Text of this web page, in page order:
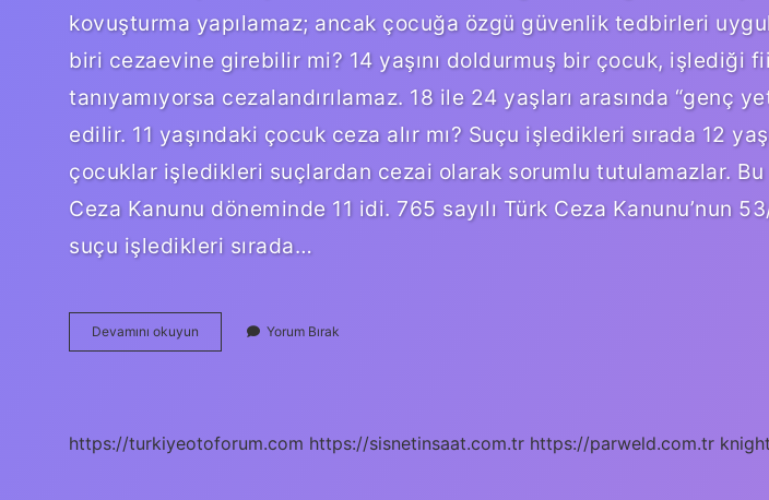
kovuşturma yapılamaz; ancak çocuğa özgü güvenlik tedbirleri
biri cezaevine girebilir mi? 14 yaşını doldurmuş bir çocuk, işlediği
tanıyamıyorsa cezalandırılamaz. 18 ile 24 yaşları arasında “genç
edilir. 11 yaşındaki çocuk ceza alır mı? Suçu işledikleri sırada 12
çocuklar işledikleri suçlardan cezai olarak sorumlu tutulamazlar. Bu
Ceza Kanunu döneminde 11 idi. 765 sayılı Türk Ceza Kanunu’nun
suçu işledikleri sırada…
Devamını okuyun
Mümeyyiz
Yorum Bırak
https://turkiyeotoforum.com https://sisnetinsaat.com.tr https://parweld.com.tr